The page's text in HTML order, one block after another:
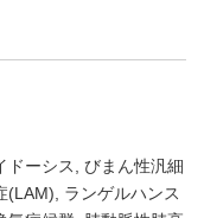
ドーシス
びまん性汎細
(LAM)
ランゲルハンス